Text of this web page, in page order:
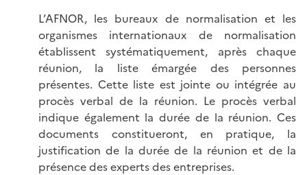
L’AFNOR, les bureaux de normalisation et les
organismes internationaux de normalisation
établissent systématiquement, après chaque
réunion, la liste émargée des personnes
présentes. Cette liste est jointe ou intégrée au
procès verbal de la réunion. Le procès verbal
indique également la durée de la réunion. Ces
documents constitueront, en pratique, la
justification de la durée de la réunion et de la
présence des experts des entreprises.